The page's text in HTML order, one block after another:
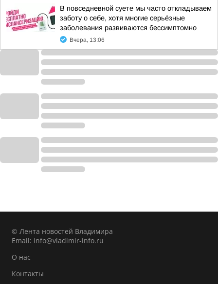
В повседневной суете мы часто откладываем
заботу о себе, хотя многие серьёзные
заболевания развиваются бессимптомно
Вчера, 13:06
© Лента новостей Владимира
Email: info@vladimir-info.ru
О нас
Контакты